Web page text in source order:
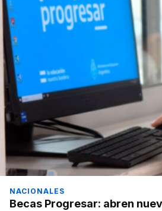
NACIONALES
Becas Progresar: abren